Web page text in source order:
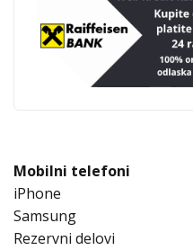
Mobilni telefoni
iPhone
Samsung
Rezervni delovi